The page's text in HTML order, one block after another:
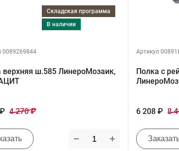
Складская программа
в наличии
0089269844
верхняя ш.585 ЛинероМозаик,
4 270 ₽
Артикул
Полка с
6 208 ₽ 8